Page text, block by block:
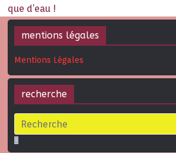
que d’eau !
mentions légales
Mentions Légales
recherche